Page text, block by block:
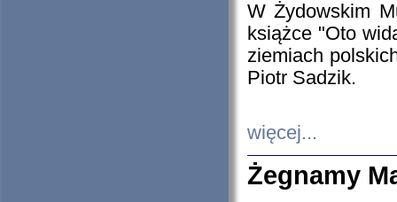
W Żydowskim
książce "Oto
ziemiach
Piotr Sadzik.
więcej...
Żegnamy